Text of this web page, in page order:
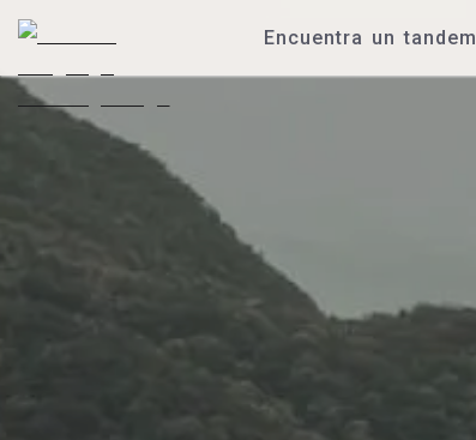
Encuentra un tandem